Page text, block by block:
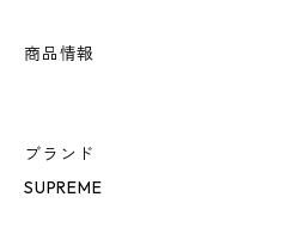
商品情報
ブランド
SUPREME